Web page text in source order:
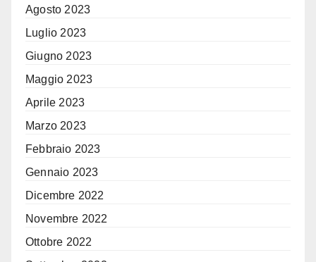
Agosto 2023
Luglio 2023
Giugno 2023
Maggio 2023
Aprile 2023
Marzo 2023
Febbraio 2023
Gennaio 2023
Dicembre 2022
Novembre 2022
Ottobre 2022